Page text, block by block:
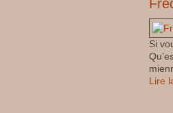
Si
Lire